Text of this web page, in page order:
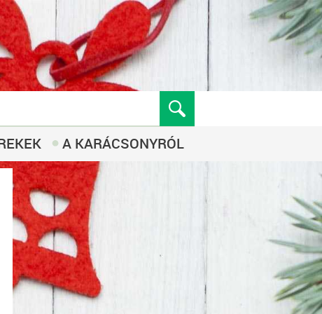
A KARÁCSONYRÓL